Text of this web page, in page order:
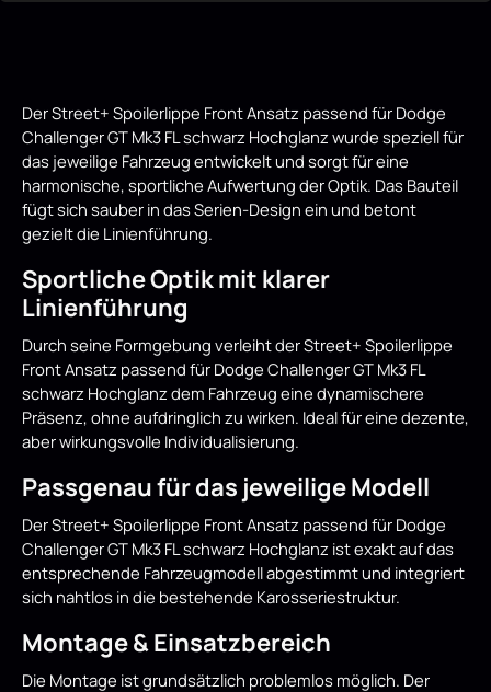
Der Street+ Spoilerlippe Front Ansatz passend für Dodge
Challenger GT Mk3 FL schwarz Hochglanz wurde speziell für
das jeweilige Fahrzeug entwickelt und sorgt für eine
harmonische, sportliche Aufwertung der Optik. Das Bauteil
fügt sich sauber in das Serien-Design ein und betont
gezielt die Linienführung.
Sportliche Optik mit klarer
Linienführung
Durch seine Formgebung verleiht der Street+ Spoilerlippe
Front Ansatz passend für Dodge Challenger GT Mk3 FL
schwarz Hochglanz dem Fahrzeug eine dynamischere
Präsenz, ohne aufdringlich zu wirken. Ideal für eine dezente,
aber wirkungsvolle Individualisierung.
Passgenau für das jeweilige Modell
Der Street+ Spoilerlippe Front Ansatz passend für Dodge
Challenger GT Mk3 FL schwarz Hochglanz ist exakt auf das
entsprechende Fahrzeugmodell abgestimmt und integriert
sich nahtlos in die bestehende Karosseriestruktur.
Montage & Einsatzbereich
Die Montage ist grundsätzlich problemlos möglich. Der